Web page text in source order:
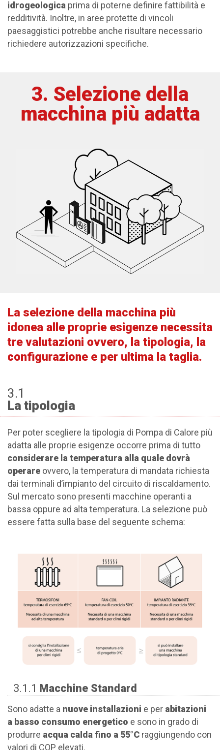
idrogeologica prima di poterne definire fattibilità e
redditività. Inoltre, in aree protette di vincoli
paesaggistici potrebbe anche risultare necessario
richiedere autorizzazioni specifiche.
3. Selezione della
macchina più adatta
La selezione della macchina più
idonea alle proprie esigenze necessita
tre valutazioni ovvero, la tipologia, la
configurazione e per ultima la taglia.
3.1
La tipologia
Per poter scegliere la tipologia di Pompa di Calore più
adatta alle proprie esigenze occorre prima di tutto
considerare la temperatura alla quale dovrà
operare ovvero, la temperatura di mandata richiesta
dai terminali d’impianto del circuito di riscaldamento.
Sul mercato sono presenti macchine operanti a
bassa oppure ad alta temperatura. La selezione può
essere fatta sulla base del seguente schema:
3.1.1 Macchine Standard
Sono adatte a nuove installazioni e per abitazioni
a basso consumo energetico e sono in grado di
produrre acqua calda fino a 55°C raggiungendo con
valori di COP elevati.